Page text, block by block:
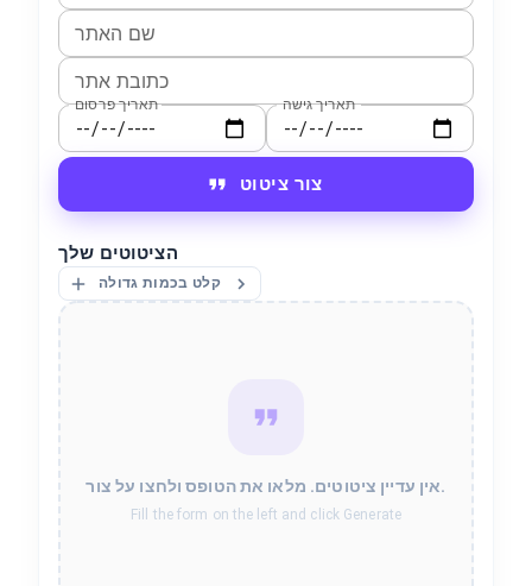
שם האתר
כתובת אתר
תאריך פרסום תאריך גישה
צור ציטוט
הציטוטים שלך
קלט בכמות גדולה
אין עדיין ציטוטים. מלאו את הטופס ולחצו על צור.
Fill the form on the left and click Generate